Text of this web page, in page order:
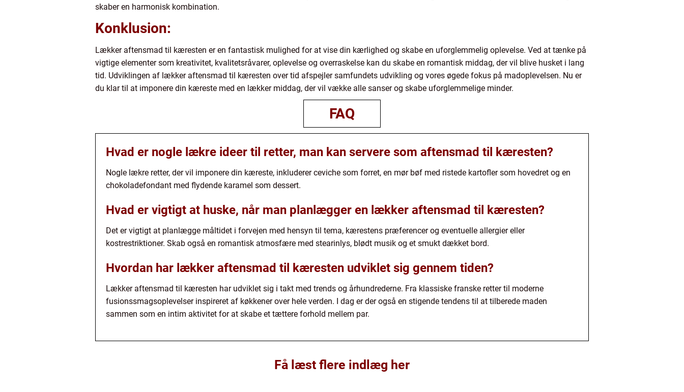
skaber en harmonisk kombination.
Konklusion:
Lækker aftensmad til kæresten er en fantastisk mulighed for at vise din kærlighed og skabe en uforglemmelig oplevelse. Ved at tænke på
vigtige elementer som kreativitet, kvalitetsråvarer, oplevelse og overraskelse kan du skabe en romantisk middag, der vil blive husket i lang
tid. Udviklingen af lækker aftensmad til kæresten over tid afspejler samfundets udvikling og vores øgede fokus på madoplevelsen. Nu er
du klar til at imponere din kæreste med en lækker middag, der vil vække alle sanser og skabe uforglemmelige minder.
FAQ
Hvad er nogle lækre ideer til retter, man kan servere som aftensmad til kæresten?
Nogle lækre retter, der vil imponere din kæreste, inkluderer ceviche som forret, en mør bøf med ristede kartofler som hovedret og en
chokoladefondant med flydende karamel som dessert.
Hvad er vigtigt at huske, når man planlægger en lækker aftensmad til kæresten?
Det er vigtigt at planlægge måltidet i forvejen med hensyn til tema, kærestens præferencer og eventuelle allergier eller
kostrestriktioner. Skab også en romantisk atmosfære med stearinlys, blødt musik og et smukt dækket bord.
Hvordan har lækker aftensmad til kæresten udviklet sig gennem tiden?
Lækker aftensmad til kæresten har udviklet sig i takt med trends og århundrederne. Fra klassiske franske retter til moderne
fusionssmagsoplevelser inspireret af køkkener over hele verden. I dag er der også en stigende tendens til at tilberede maden
sammen som en intim aktivitet for at skabe et tættere forhold mellem par.
Få læst flere indlæg her